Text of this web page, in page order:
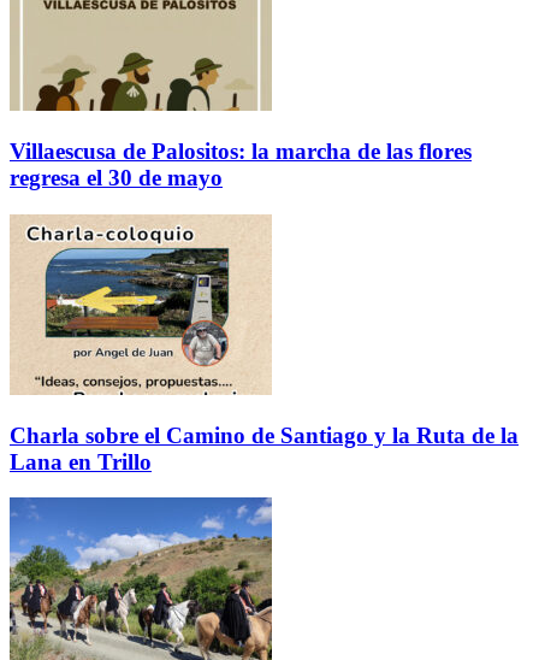
Villaescusa de Palositos: la marcha de las flores
regresa el 30 de mayo
Charla sobre el Camino de Santiago y la Ruta de la
Lana en Trillo